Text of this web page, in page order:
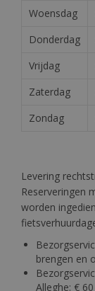
Woensdag
Donderdag
Vrijdag
Zaterdag
Zondag
Levering
Reserveringen
worden
brengen en
Alleghe: €